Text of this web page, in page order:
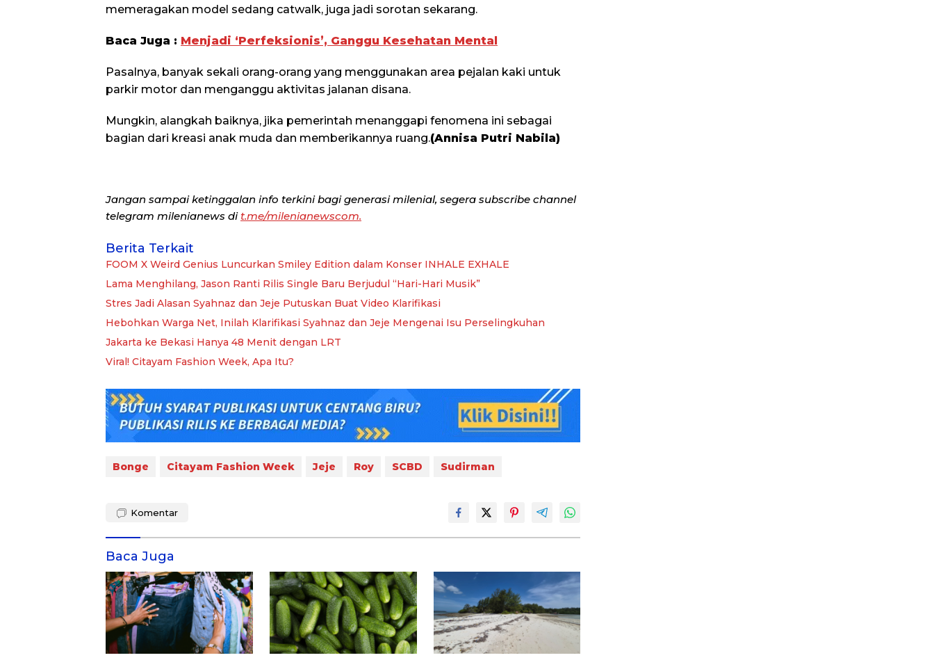
memeragakan model sedang catwalk, juga jadi sorotan sekarang.
Baca Juga : Menjadi ‘Perfeksionis’, Ganggu Kesehatan Mental
Pasalnya, banyak sekali orang-orang yang menggunakan area pejalan kaki untuk
parkir motor dan menganggu aktivitas jalanan disana.
Mungkin, alangkah baiknya, jika pemerintah menanggapi fenomena ini sebagai
bagian dari kreasi anak muda dan memberikannya ruang.(Annisa Putri Nabila)
Jangan sampai ketinggalan info terkini bagi generasi milenial, segera subscribe channel
telegram milenianews di t.me/milenianewscom.
Berita Terkait
FOOM X Weird Genius Luncurkan Smiley Edition dalam Konser INHALE EXHALE
Lama Menghilang, Jason Ranti Rilis Single Baru Berjudul “Hari-Hari Musik”
Stres Jadi Alasan Syahnaz dan Jeje Putuskan Buat Video Klarifikasi
Hebohkan Warga Net, Inilah Klarifikasi Syahnaz dan Jeje Mengenai Isu Perselingkuhan
Jakarta ke Bekasi Hanya 48 Menit dengan LRT
Viral! Citayam Fashion Week, Apa Itu?
Bonge Citayam Fashion Week Jeje Roy SCBD Sudirman
Komentar
Baca Juga